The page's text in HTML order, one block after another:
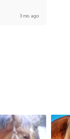
3 mo. ago